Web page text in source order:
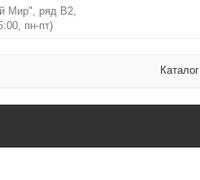
Мир", ряд В2,
пн-пт)
Каталог